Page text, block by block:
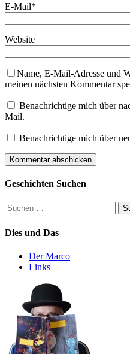
E-Mail*
Website
Name, E-Mail-Adresse und
meinen nächsten Kommentar
Benachrichtige mich über
Mail.
Benachrichtige mich über
Geschichten Suchen
Suchen
nach:
Dies und Das
Der Marco
Links